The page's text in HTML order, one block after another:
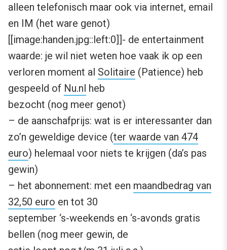
alleen telefonisch maar ook via internet, email
en IM (het ware genot)
[[image:handen.jpg::left:0]]- de entertainment
waarde: je wil niet weten hoe vaak ik op een
verloren moment al Solitaire (Patience) heb
gespeeld of Nu.nl heb
bezocht (nog meer genot)
– de aanschafprijs: wat is er interessanter dan
zo’n geweldige device (ter waarde van 474
euro) helemaal voor niets te krijgen (da’s pas
gewin)
– het abonnement: met een maandbedrag van
32,50 euro en tot 30
september ‘s-weekends en ‘s-avonds gratis
bellen (nog meer gewin, de